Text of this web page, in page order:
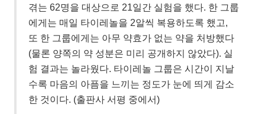
겪는 62명을 대상으로 21일간 실험을 했다. 한 그룹
에게는 매일 타이레놀을 2알씩 복용하도록 했고,
또 한 그룹에게는 아무 약효가 없는 약을 처방했다
(물론 양쪽의 약 성분은 미리 공개하지 않았다). 실
험 결과는 놀라웠다. 타이레놀 그룹은 시간이 지날
수록 마음의 아픔을 느끼는 정도가 눈에 띄게 감소
한 것이다. (출판사 서평 중에서)